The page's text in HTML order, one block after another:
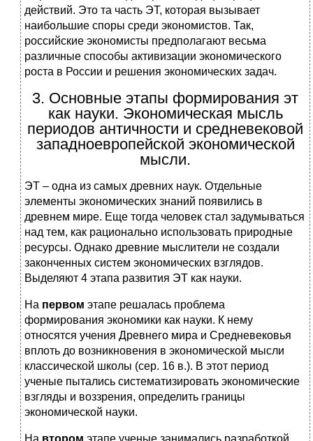
действий. Это та часть ЭТ, которая вызывает
наибольшие споры среди экономистов. Так,
российские экономисты предполагают весьма
различные способы активизации экономического
роста в России и решения экономических задач.
3. Основные этапы формирования эт
как науки. Экономическая мысль
периодов античности и средневековой
западноевропейской экономической
мысли.
ЭТ – одна из самых древних наук. Отдельные
элементы экономических знаний появились в
древнем мире. Еще тогда человек стал задумываться
над тем, как рационально использовать природные
ресурсы. Однако древние мыслители не создали
законченных систем экономических взглядов.
Выделяют 4 этапа развития ЭТ как науки.
На первом этапе решалась проблема
формирования экономики как науки. К нему
относятся учения Древнего мира и Средневековья
вплоть до возникновения в экономической мысли
классической школы (сер. 16 в.). В этот период
ученые пытались систематизировать экономические
взгляды и воззрения, определить границы
экономической науки.
На втором этапе ученые занимались разработкой